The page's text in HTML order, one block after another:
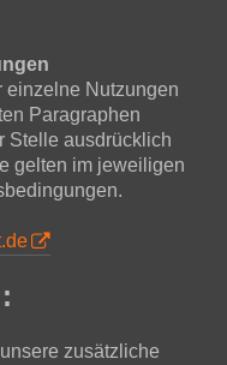
einzelne Nutzungen
Paragraphen
Stelle ausdrücklich
gelten im jeweiligen
zusätzliche